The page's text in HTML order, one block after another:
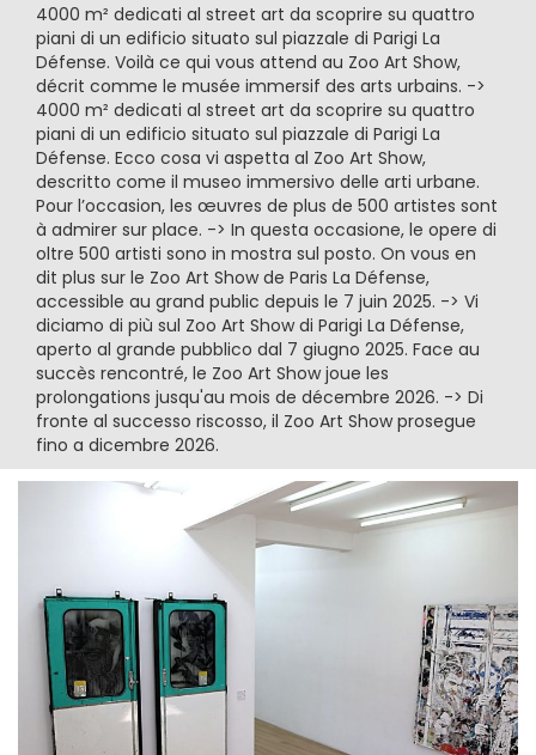
4000 m² dedicati al street art da scoprire su quattro
piani di un edificio situato sul piazzale di Parigi La
Défense. Voilà ce qui vous attend au Zoo Art Show,
décrit comme le musée immersif des arts urbains. ->
4000 m² dedicati al street art da scoprire su quattro
piani di un edificio situato sul piazzale di Parigi La
Défense. Ecco cosa vi aspetta al Zoo Art Show,
descritto come il museo immersivo delle arti urbane.
Pour l’occasion, les œuvres de plus de 500 artistes sont
à admirer sur place. -> In questa occasione, le opere di
oltre 500 artisti sono in mostra sul posto. On vous en
dit plus sur le Zoo Art Show de Paris La Défense,
accessible au grand public depuis le 7 juin 2025. -> Vi
diciamo di più sul Zoo Art Show di Parigi La Défense,
aperto al grande pubblico dal 7 giugno 2025. Face au
succès rencontré, le Zoo Art Show joue les
prolongations jusqu'au mois de décembre 2026. -> Di
fronte al successo riscosso, il Zoo Art Show prosegue
fino a dicembre 2026.